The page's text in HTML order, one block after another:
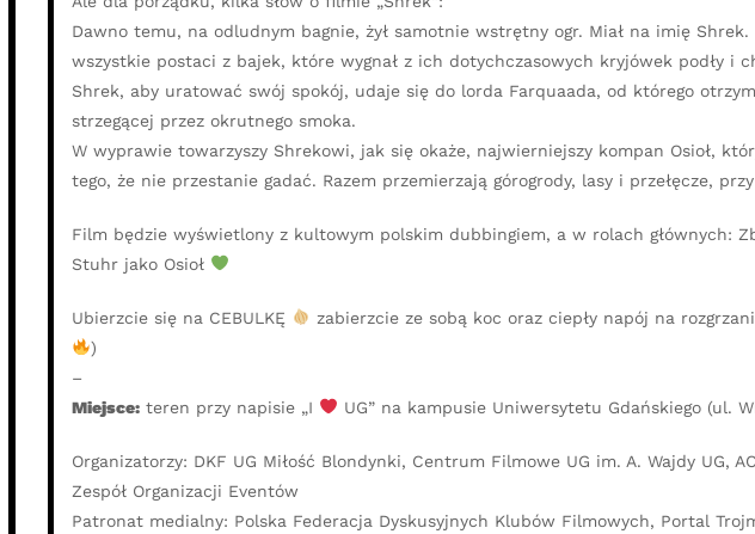
Dawno temu, na odludnym bagnie, żył samotnie wstrętny ogr. Miał na imię
wszystkie postaci z bajek, które wygnał z ich dotychczasowych kryjówek podły i
Shrek, aby uratować swój spokój, udaje się do lorda Farquaada, od którego
strzegącej przez okrutnego smoka.
W wyprawie towarzyszy Shrekowi, jak się okaże, najwierniejszy kompan Osioł,
tego, że nie przestanie gadać. Razem przemierzają górogrody, lasy i przełęcze,
Film będzie wyświetlony z kultowym polskim dubbingiem, a w rolach głównych:
Stuhr jako Osioł
Ubierzcie się na CEBULKĘ zabierzcie ze sobą koc oraz ciepły napój na
)
–
Miejsce:teren przy napisie „I UG” na kampusie Uniwersytetu Gdańskiego (ul.
Organizatorzy: DKF UG Miłość Blondynki, Centrum Filmowe UG im. A. Wajdy UG,
Zespół Organizacji Eventów
Patronat medialny: Polska Federacja Dyskusyjnych Klubów Filmowych, Portal